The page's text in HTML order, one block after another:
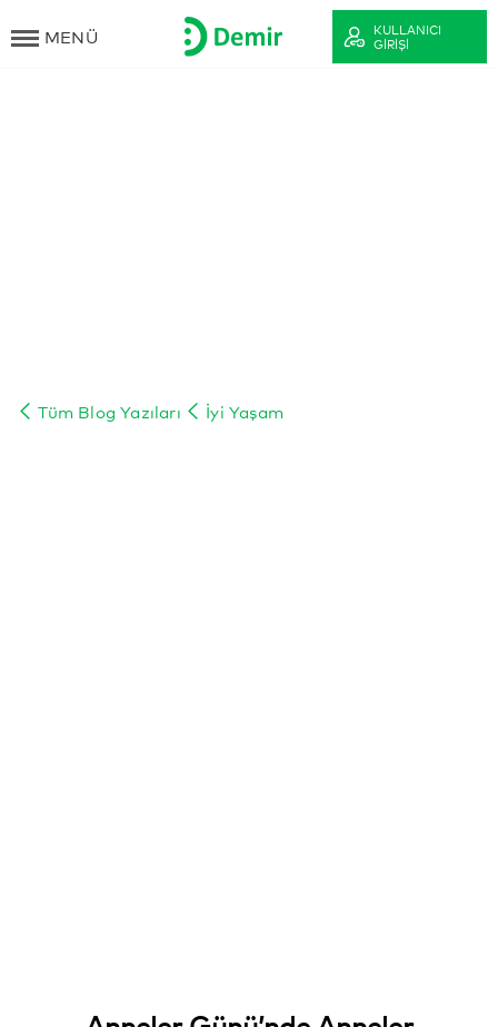
MENÜ
KULLANICI
GIRIŞI
Tüm Blog Yazıları İyi Yaşam